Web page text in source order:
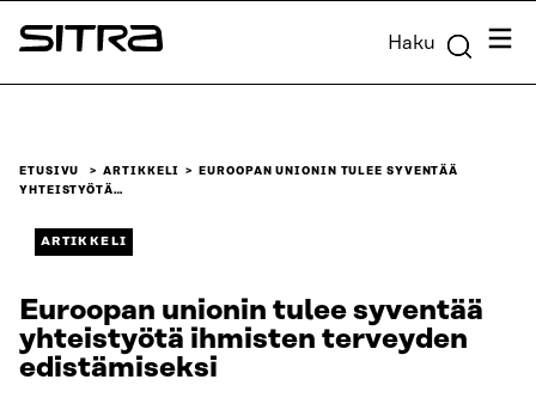
Siirry
suoraan
Sitra Haku
ETUSIVU ARTIKKELI
EUROOPAN UNIONIN TULEE SYVENTÄÄ
YHTEISTYÖTÄ…
ARTIKKELI
Euroopan unionin tulee syventää
yhteistyötä ihmisten terveyden
edistämiseksi